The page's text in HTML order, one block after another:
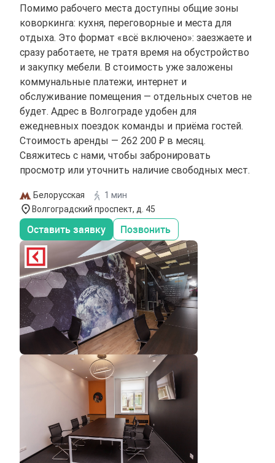
Помимо рабочего места доступны общие зоны
коворкинга: кухня, переговорные и места для
отдыха. Это формат «всё включено»: заезжаете и
сразу работаете, не тратя время на обустройство
и закупку мебели. В стоимость уже заложены
коммунальные платежи, интернет и
обслуживание помещения — отдельных счетов не
будет. Адрес в Волгограде удобен для
ежедневных поездок команды и приёма гостей.
Стоимость аренды — 262 200 ₽ в месяц.
Свяжитесь с нами, чтобы забронировать
просмотр или уточнить наличие свободных мест.
Белорусская
1 мин
Волгоградский проспект, д. 45
Оставить заявку Позвонить